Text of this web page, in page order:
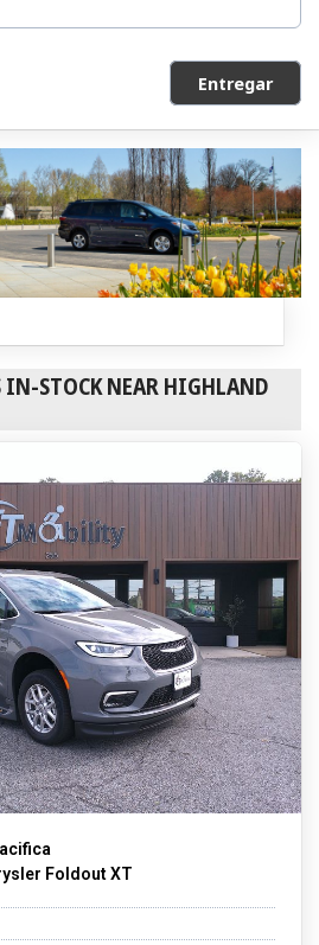
Entregar
IN-STOCK NEAR HIGHLAND
Foldout XT